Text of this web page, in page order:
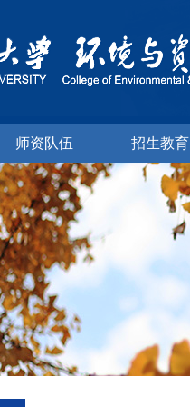
师资队伍 招生教育